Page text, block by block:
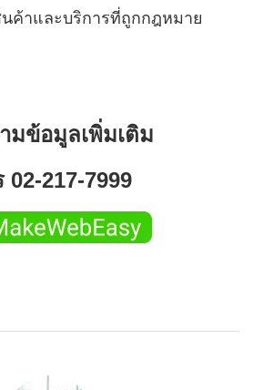
ค้าและบริการที่ถูกกฎหมาย
มข้อมูลเพิ่มเติม
02-217-7999